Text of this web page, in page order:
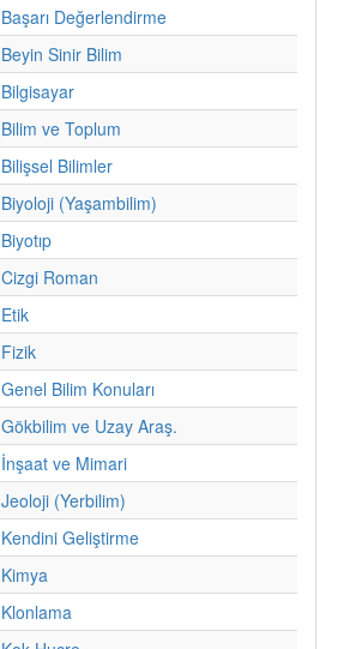
Başarı Değerlendirme
Beyin Sinir Bilim
Bilgisayar
Bilim ve Toplum
Bilişsel Bilimler
Biyoloji (Yaşambilim)
Biyotıp
Cizgi Roman
Etik
Fizik
Genel Bilim Konuları
Gökbilim ve Uzay Araş.
İnşaat ve Mimari
Jeoloji (Yerbilim)
Kendini Geliştirme
Kimya
Klonlama